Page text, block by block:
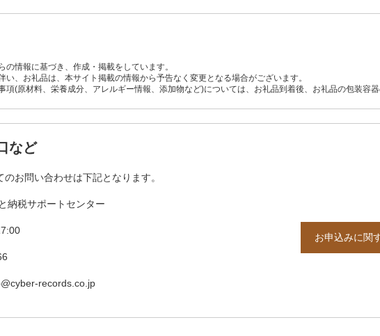
情報に基づき、作成・掲載をしています。
、お礼品は、本サイト掲載の情報から予告なく変更となる場合がございます。
(原材料、栄養成分、アレルギー情報、添加物など)については、お礼品到着後、お礼品の包装容
など
お問い合わせは下記となります。
納税サポートセンター
records.co.jp
お申込みに関